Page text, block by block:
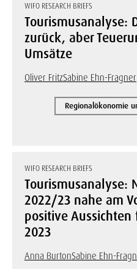
WIFO RESEARCH BRIEFS
Tourismusanalyse:
zurück, aber
Umsätze
Oliver FritzSabine Ehn-Fragner
Regionalökonomie
WIFO RESEARCH BRIEFS
Tourismusanalyse:
2022/23 nahe am
positive Aussichten
2023
Anna BurtonSabine Ehn-